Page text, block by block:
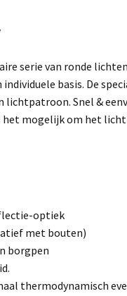
serie van ronde
basis. De
lichtpatroon. Snel &
mogelijk om het
optiek
met bouten)
borgpen
thermodynamisch